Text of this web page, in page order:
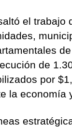
el trabajo
de
por
la economía